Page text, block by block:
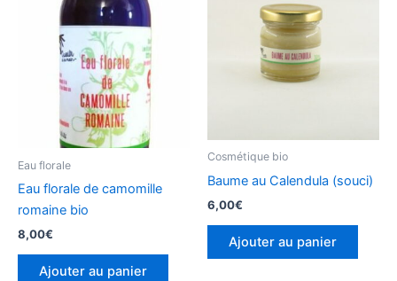
Eau florale
Eau florale de camomille
romaine bio
8,00€
Ajouter au panier
Cosmétique bio
Baume au Calendula (souci)
6,00€
Ajouter au panier